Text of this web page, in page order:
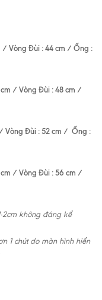
/ Vòng Đùi : 44 cm / Ống :
/ Vòng Đùi : 48 cm /
Vòng Đùi : 52 cm / Ống :
/ Vòng Đùi : 56 cm /
2cm không đáng kể
1 chút do màn hình hiển